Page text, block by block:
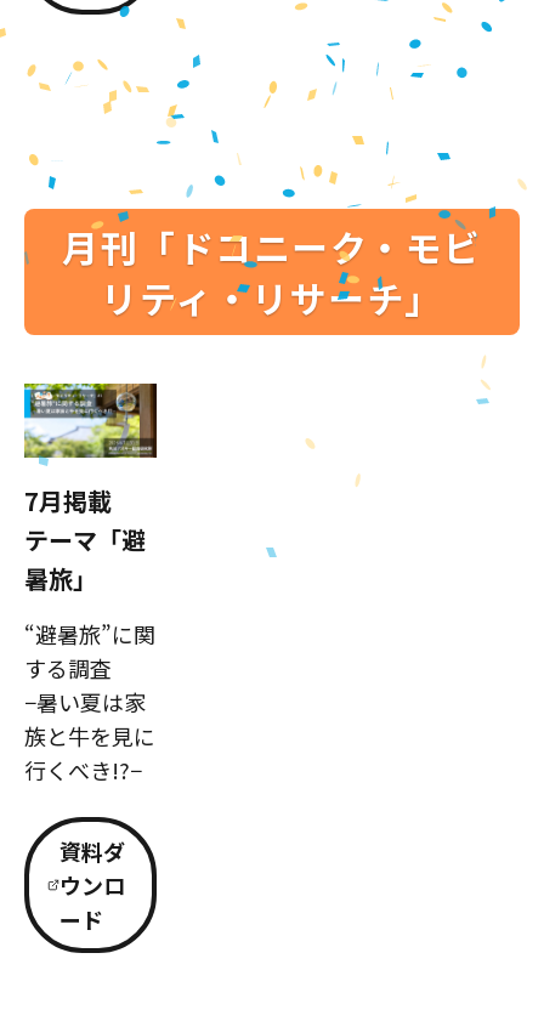
月刊「ドコニーク・モビ
リティ・リサーチ」
7月掲載
テーマ「避
暑旅」
“避暑旅”に関
する調査
−暑い夏は家
族と牛を見に
行くべき!?−
資料ダ
ウンロ
ード